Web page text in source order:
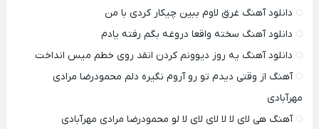
دانلود آهنگ غرق لاوم ببین چیکار کردی با من
دانلود آهنگ سخته واقعا دروغه بگم رفته یادم
دانلود آهنگ یه روز دیوونم کردن انقد روی خطم میس انداخت
آهنگ از وقتی دیدم تو رو آروم نگیره دلم محمودرضا مرادی
مهرآبادی
آهنگ هی لای لا لا لای لای لا لو محمودرضا مرادی مهرآبادی